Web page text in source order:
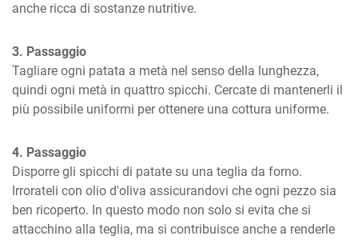
anche ricca di sostanze nutritive.
3. Passaggio
Tagliare ogni patata a metà nel senso della lunghezza,
quindi ogni metà in quattro spicchi. Cercate di mantenerli il
più possibile uniformi per ottenere una cottura uniforme.
4. Passaggio
Disporre gli spicchi di patate su una teglia da forno.
Irrorateli con olio d'oliva assicurandovi che ogni pezzo sia
ben ricoperto. In questo modo non solo si evita che si
attacchino alla teglia, ma si contribuisce anche a renderle